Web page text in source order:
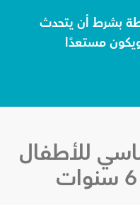
بشرط أن يتحدث
مستعدًا
للأطفال